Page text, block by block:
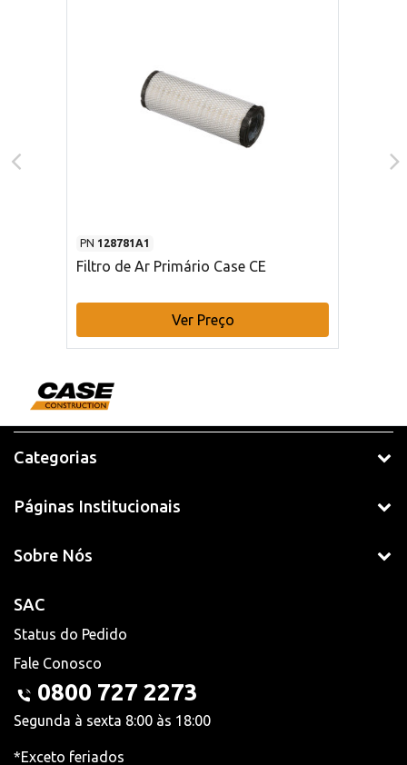
PN 128781A1
Filtro de Ar Primário Case CE
Ver Preço
Categorias
Páginas Institucionais
Sobre Nós
SAC
Status do Pedido
Fale Conosco
0800 727 2273
Segunda à sexta 8:00 às 18:00
*Exceto feriados